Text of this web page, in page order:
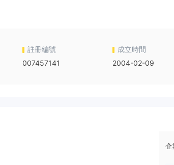
註冊編號
007457141
成立時間
2004-02-09
企